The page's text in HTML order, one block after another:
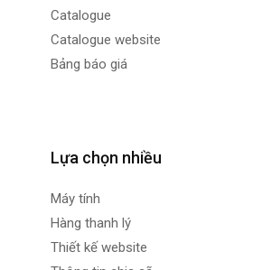
Catalogue
Catalogue website
Bảng báo giá
Lựa chọn nhiều
Máy tính
Hàng thanh lý
Thiết kế website